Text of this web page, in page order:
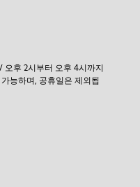
오후 2시부터 오후 4시까지
능하며, 공휴일은 제외됩